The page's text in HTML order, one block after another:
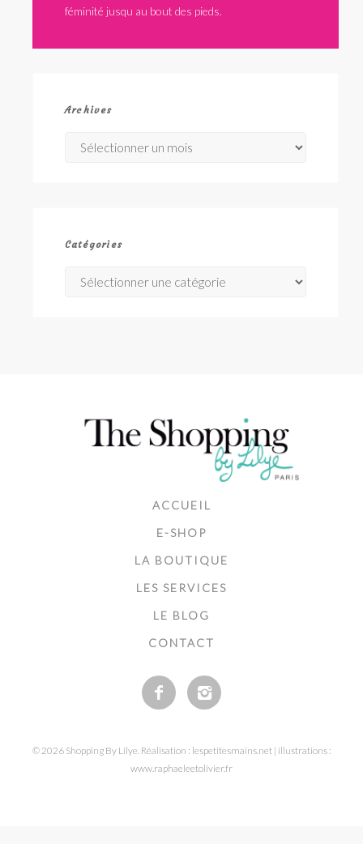
féminité jusqu au bout des pieds.
Archives
Catégories
ACCUEIL
E-SHOP
LA BOUTIQUE
LES SERVICES
LE BLOG
CONTACT
© 2026 Shopping By Lilye. Réalisation : lespetitesmains.net | illustrations :
www.raphaeleetolivier.fr